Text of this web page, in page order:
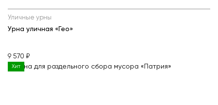
Уличные урны
Урна уличная «Гео»
9 570 ₽
Хит